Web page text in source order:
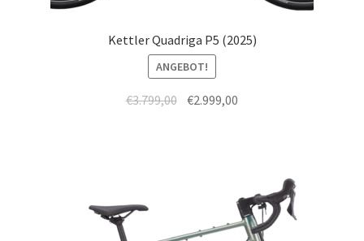
Kettler Quadriga P5 (2025)
ANGEBOT!
€3.799,00 €2.999,00